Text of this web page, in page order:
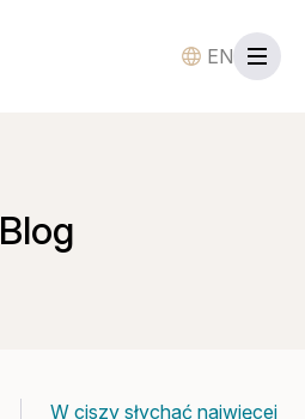
EN
Blog
W ciszy słychać najwięcej